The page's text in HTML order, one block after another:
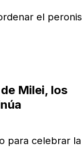
el
Milei, los
para celebrar la